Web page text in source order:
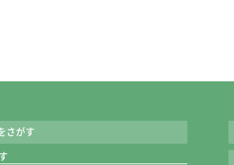
：B5判
色
色
［2～6年］：4～20枚
［1年］：4～9枚
さがす